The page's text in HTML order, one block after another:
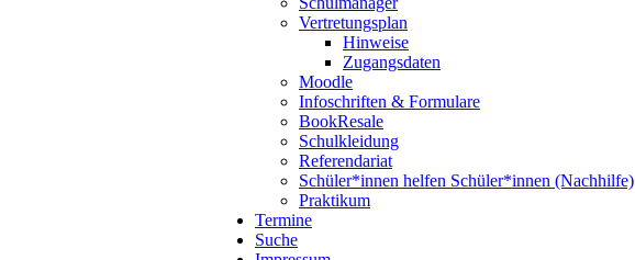
Vertretungsplan
Hinweise
Zugangsdaten
Moodle
Infoschriften & Formulare
BookResale
Schulkleidung
Referendariat
Schüler*innen helfen Schüler*innen (Nachhilfe)
Praktikum
Termine
Suche